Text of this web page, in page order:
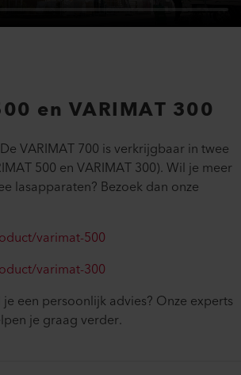
en VARIMAT 300
VARIMAT 700 is verkrijgbaar in twee
500 en VARIMAT 300). Wil je meer
lasapparaten? Bezoek dan onze
varimat-500
varimat-300
een persoonlijk advies? Onze experts
je graag verder.